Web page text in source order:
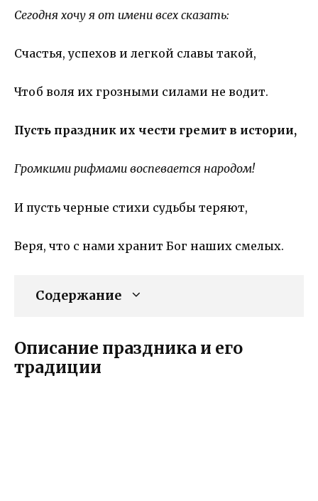
Сегодня хочу я от имени всех сказать:
Счастья, успехов и легкой славы такой,
Чтоб воля их грозными силами не водит.
Пусть праздник их чести гремит в истории,
Громкими рифмами воспевается народом!
И пусть черные стихи судьбы теряют,
Веря, что с нами хранит Бог наших смелых.
Содержание
Описание праздника и его
традиции